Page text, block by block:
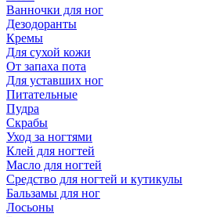
Ванночки для ног
Дезодоранты
Кремы
Для сухой кожи
От запаха пота
Для уставших ног
Питательные
Пудра
Скрабы
Уход за ногтями
Клей для ногтей
Масло для ногтей
Средство для ногтей и кутикулы
Бальзамы для ног
Лосьоны